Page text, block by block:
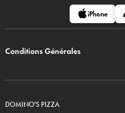
iPhone
Conditions Générales
DOMINO'S PIZZA